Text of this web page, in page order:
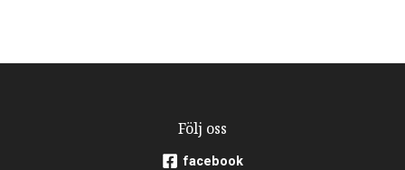
Följ oss
facebook